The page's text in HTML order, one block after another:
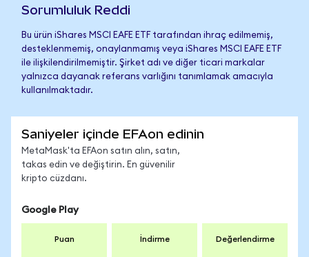
Sorumluluk Reddi
Bu ürün iShares MSCI EAFE ETF tarafından ihraç edilmemiş,
desteklenmemiş, onaylanmamış veya iShares MSCI EAFE ETF
ile ilişkilendirilmemiştir. Şirket adı ve diğer ticari markalar
yalnızca dayanak referans varlığını tanımlamak amacıyla
kullanılmaktadır.
Saniyeler içinde EFAon edinin
MetaMask'ta EFAon satın alın, satın,
takas edin ve değiştirin. En güvenilir
kripto cüzdanı.
Google Play
Puan İndirme Değerlendirme